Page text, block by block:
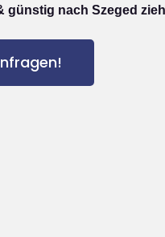
günstig nach Szeged